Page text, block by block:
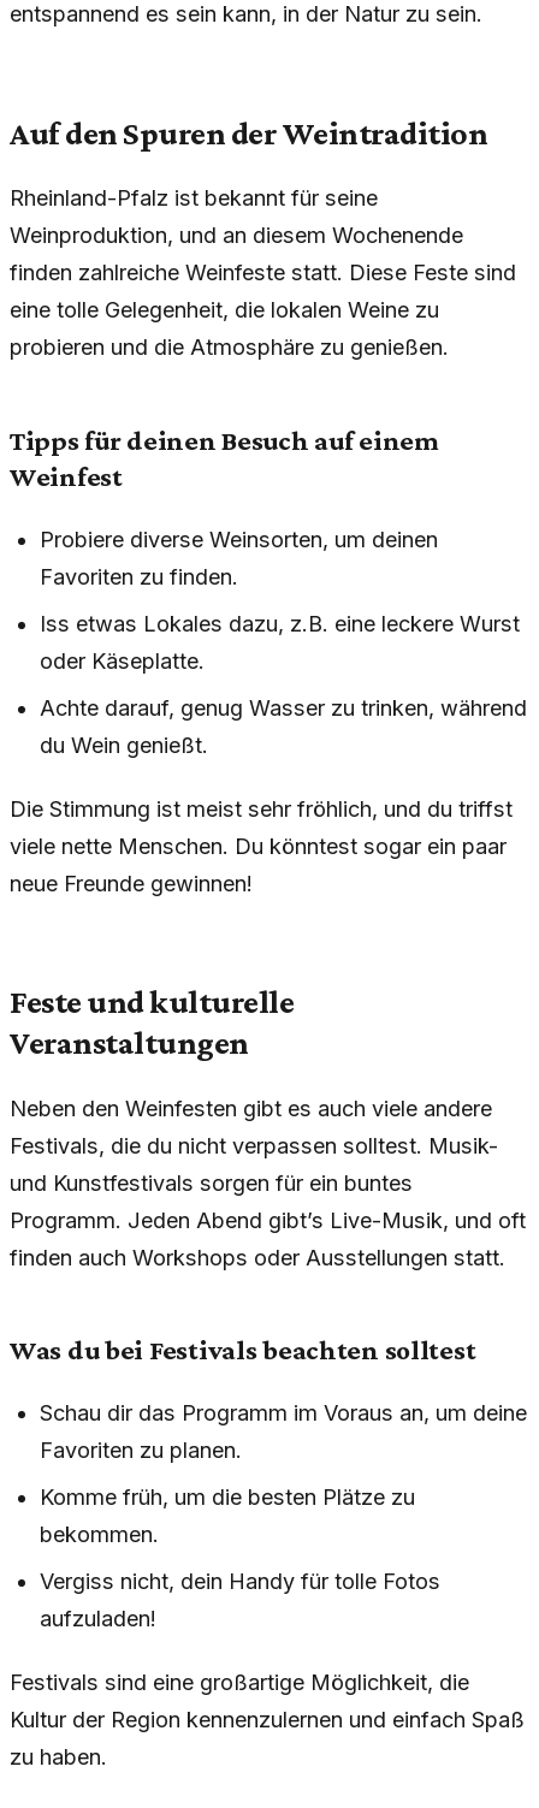
entspannend es sein kann, in der Natur zu sein.
Auf den Spuren der Weintradition
Rheinland-Pfalz ist bekannt für seine
Weinproduktion, und an diesem Wochenende
finden zahlreiche Weinfeste statt. Diese Feste sind
eine tolle Gelegenheit, die lokalen Weine zu
probieren und die Atmosphäre zu genießen.
Tipps für deinen Besuch auf einem
Weinfest
Probiere diverse Weinsorten, um deinen
Favoriten zu finden.
Iss etwas Lokales dazu, z.B. eine leckere Wurst
oder Käseplatte.
Achte darauf, genug Wasser zu trinken, während
du Wein genießt.
Die Stimmung ist meist sehr fröhlich, und du triffst
viele nette Menschen. Du könntest sogar ein paar
neue Freunde gewinnen!
Feste und kulturelle
Veranstaltungen
Neben den Weinfesten gibt es auch viele andere
Festivals, die du nicht verpassen solltest. Musik-
und Kunstfestivals sorgen für ein buntes
Programm. Jeden Abend gibt’s Live-Musik, und oft
finden auch Workshops oder Ausstellungen statt.
Was du bei Festivals beachten solltest
Schau dir das Programm im Voraus an, um deine
Favoriten zu planen.
Komme früh, um die besten Plätze zu
bekommen.
Vergiss nicht, dein Handy für tolle Fotos
aufzuladen!
Festivals sind eine großartige Möglichkeit, die
Kultur der Region kennenzulernen und einfach Spaß
zu haben.